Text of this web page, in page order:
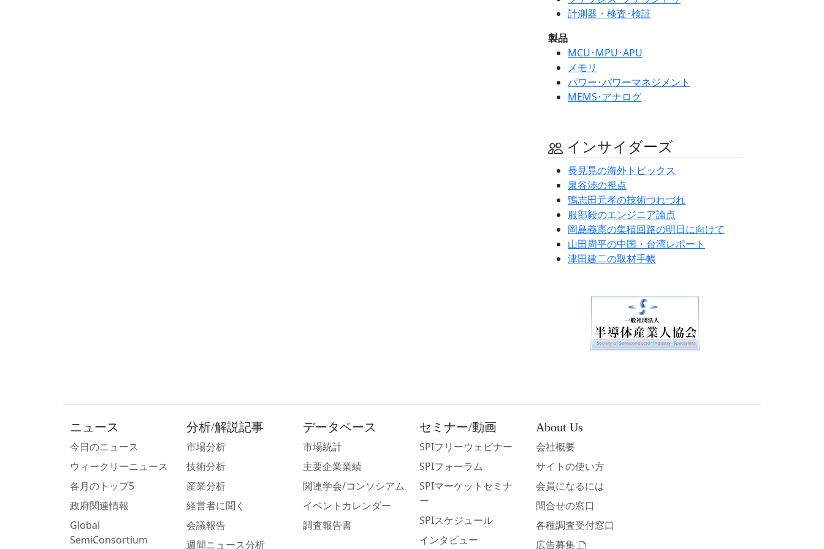
計測器・検査･検証
製品
MCU･MPU･APU
メモリ
パワー･パワーマネジメント
MEMS･アナログ
インサイダーズ
長見晃の海外トピックス
泉谷渉の視点
鴨志田元孝の技術つれづれ
服部毅のエンジニア論点
岡島義憲の集積回路の明日に向けて
山田周平の中国・台湾レポート
津田建二の取材手帳
ニュース
今日のニュース
ウィークリーニュース
各月のトップ5
政府関連情報
Global
SemiConsortium
分析/解説記事
市場分析
技術分析
産業分析
経営者に聞く
会議報告
週間ニュース分析
データベース
市場統計
主要企業業績
関連学会/コンソシアム
イベントカレンダー
調査報告書
セミナー/動画
SPIフリーウェビナー
SPIフォーラム
SPIマーケットセミナ
ー
SPIスケジュール
インタビュー
About Us
会社概要
サイトの使い方
会員になるには
問合せの窓口
各種調査受付窓口
広告募集